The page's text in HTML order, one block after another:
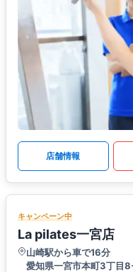
店舗情報
キャンペーン中
La pilates一宮店
山崎駅から車で16分
愛知県一宮市本町3丁目